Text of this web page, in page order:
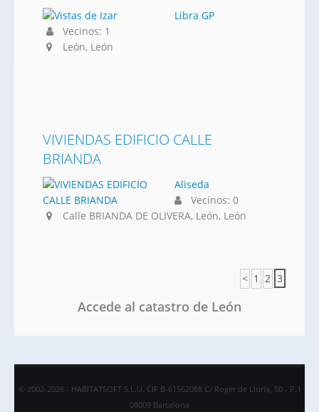
Libra GP
Vecinos: 1
León, León
VIVIENDAS EDIFICIO CALLE
BRIANDA
Aliseda
Vecinos: 0
Calle BRIANDA DE OLIVERA, León, León
< 1 2 3
Accede al catastro de León
© 2002-2026 - HABITATSOFT S.L.U. CIF B-61562088 C/ Roger de Lluria, 50 - P.1
08009 Barcelona